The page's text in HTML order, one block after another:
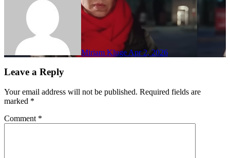
Miriam Kluge Apr 2, 2026
Leave a Reply
Your email address will not be published. Required fields are
marked *
Comment *